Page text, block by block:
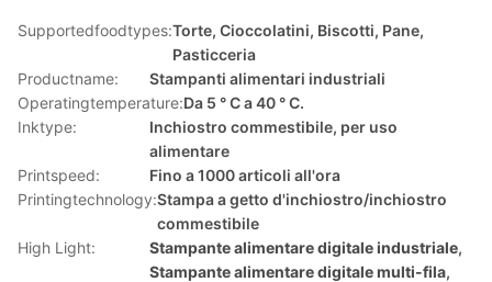
Supportedfoodtypes:Torte, Cioccolatini, Biscotti, Pane,
Pasticceria
Productname:
Stampanti alimentari industriali
Operatingtemperature:Da 5 ° C a 40 ° C.
Inktype:
Inchiostro commestibile, per uso
alimentare
Printspeed:
Fino a 1000 articoli all'ora
Printingtechnology:Stampa a getto d'inchiostro/inchiostro
commestibile
High Light:
Stampante alimentare digitale industriale,
Stampante alimentare digitale multi-fila,